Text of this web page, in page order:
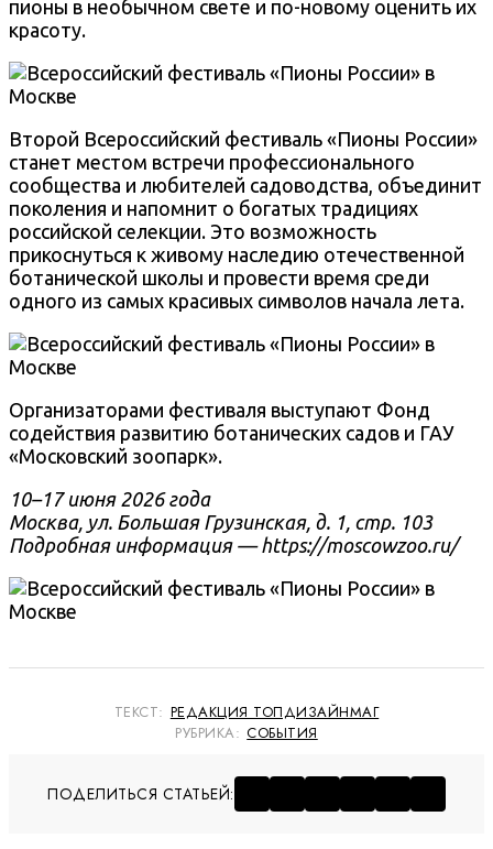
пионы в необычном свете и по-новому оценить их
красоту.
Второй Всероссийский фестиваль «Пионы России»
станет местом встречи профессионального
сообщества и любителей садоводства, объединит
поколения и напомнит о богатых традициях
российской селекции. Это возможность
прикоснуться к живому наследию отечественной
ботанической школы и провести время среди
одного из самых красивых символов начала лета.
Организаторами фестиваля выступают Фонд
содействия развитию ботанических садов и ГАУ
«Московский зоопарк».
10–17 июня 2026 года
Москва, ул. Большая Грузинская, д. 1, стр. 103
Подробная информация — https://moscowzoo.ru/
ТЕКСТ: РЕДАКЦИЯ ТОПДИЗАЙНМАГ
РУБРИКА: СОБЫТИЯ
ПОДЕЛИТЬСЯ СТАТЬЕЙ: